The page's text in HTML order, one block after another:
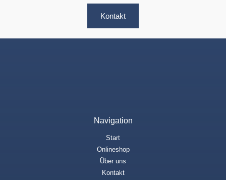
Kontakt
Navigation
Start
Onlineshop
Über uns
Kontakt